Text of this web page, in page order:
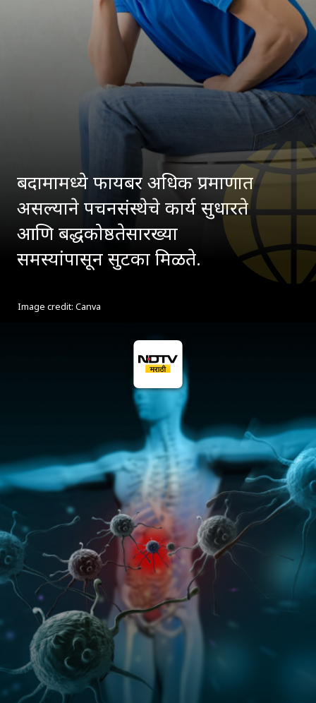
बदामामध्ये फायबर अधिक प्रमाणात
असल्याने पचनसंस्थेचे कार्य सुधारते
आणि बद्धकोष्ठतेसारख्या
समस्यांपासून सुटका मिळते.
Image credit: Canva